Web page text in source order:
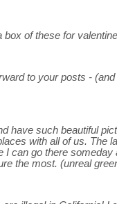
of these for
to your posts -
have such beautiful
with all of us. The
I can go there
the most. (unreal